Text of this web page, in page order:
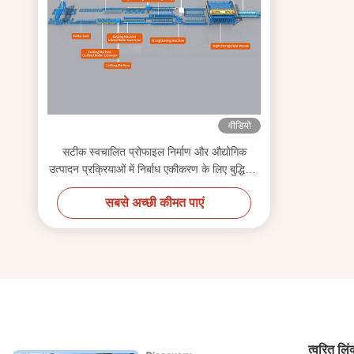
वीडियो
सटीक स्वचालित प्रोफाइल निर्माण और औद्योगिक
उत्पादन प्रक्रियाओं में निर्बाध एकीकरण के लिए बुद्धिमान
काटने की लाइन
सबसे अच्छी कीमत पाएं
त्वरित